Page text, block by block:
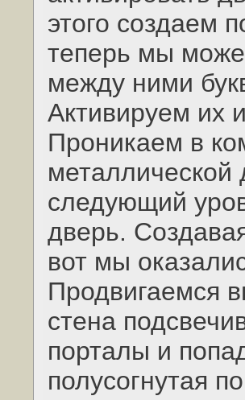
этого создаем
теперь мы
между ними
Активируем их
Проникаем в
следующий
дверь.
вот мы
Продвигаемся
стена
порталы и
полусогнутая